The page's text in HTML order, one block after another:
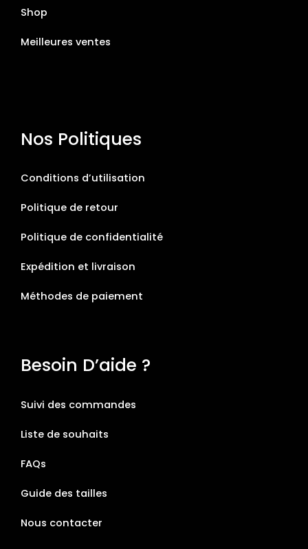
Shop
Meilleures ventes
Nos Politiques
Conditions d’utilisation
Politique de retour
Politique de confidentialité
Expédition et livraison
Méthodes de paiement
Besoin D’aide ?
Suivi des commandes
Liste de souhaits
FAQs
Guide des tailles
Nous contacter